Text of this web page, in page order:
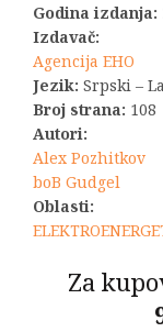
Godina izdanja:
Izdavač:
Agencija EHO
Jezik: Srpski –
Broj strana: 108
Autori:
Alex Pozhitkov
boB Gudgel
Oblasti:
Za